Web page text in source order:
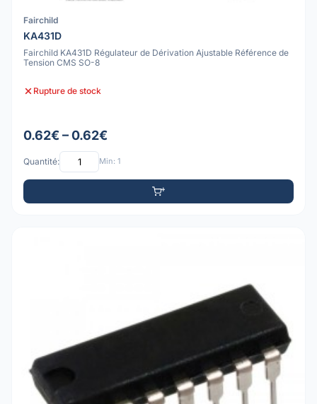
Fairchild
KA431D
Fairchild KA431D Régulateur de Dérivation Ajustable Référence de
Tension CMS SO-8
Rupture de stock
0.62€ – 0.62€
Quantité: Min: 1